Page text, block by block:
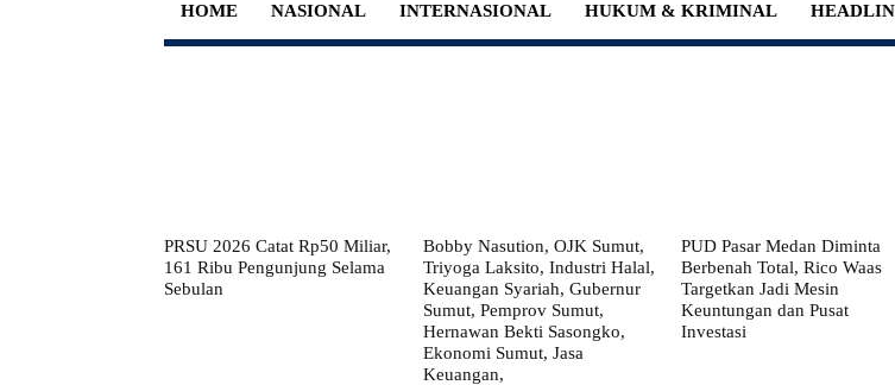
HOME NASIONAL INTERNASIONAL HUKUM & KRIMINAL
PRSU 2026 Catat Rp50 Miliar,
161 Ribu Pengunjung Selama
Sebulan
Bobby Nasution, OJK Sumut,
Triyoga Laksito, Industri Halal,
Keuangan Syariah, Gubernur
Sumut, Pemprov Sumut,
Hernawan Bekti Sasongko,
Ekonomi Sumut, Jasa
Keuangan,
PUD Pasar Medan Diminta
Berbenah Total, Rico Waas
Targetkan Jadi Mesin
Keuntungan dan Pusat
Investasi